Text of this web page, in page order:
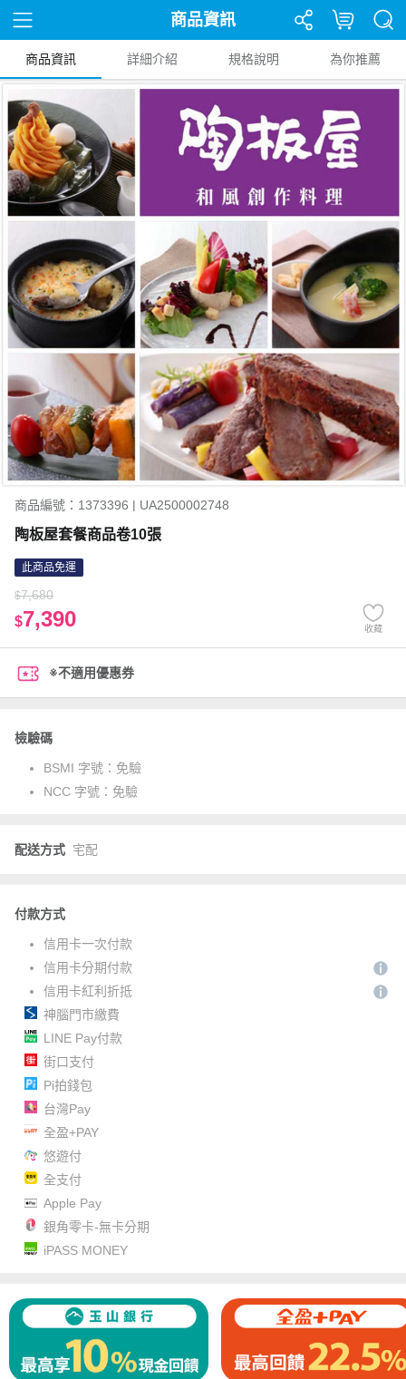
商品資訊
商品資訊 詳細介紹 規格說明 為你推薦
商品編號：1373396 | UA2500002748
陶板屋套餐商品卷10張
此商品免運
$7,680
$7,390 收藏
※不適用優惠券
檢驗碼
BSMI 字號： 免驗
NCC 字號： 免驗
配送方式 宅配
付款方式
信用卡一次付款
信用卡分期付款
信用卡紅利折抵
神腦門市繳費
LINE Pay付款
街口支付
Pi拍錢包
台灣Pay
全盈+PAY
悠遊付
全支付
Apple Pay
銀角零卡-無卡分期
iPASS MONEY